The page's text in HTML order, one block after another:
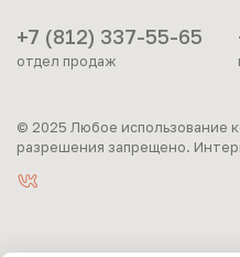
+7 (812) 337-55-65
отдел продаж
© 2025 Любое использование
разрешения запрещено.